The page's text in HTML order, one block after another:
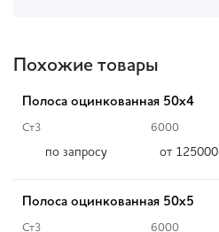
Похожие товары
Полоса оцинкованная 50x4
Ст3 6000
по запросу от 125000
Полоса оцинкованная 50x5
Ст3 6000